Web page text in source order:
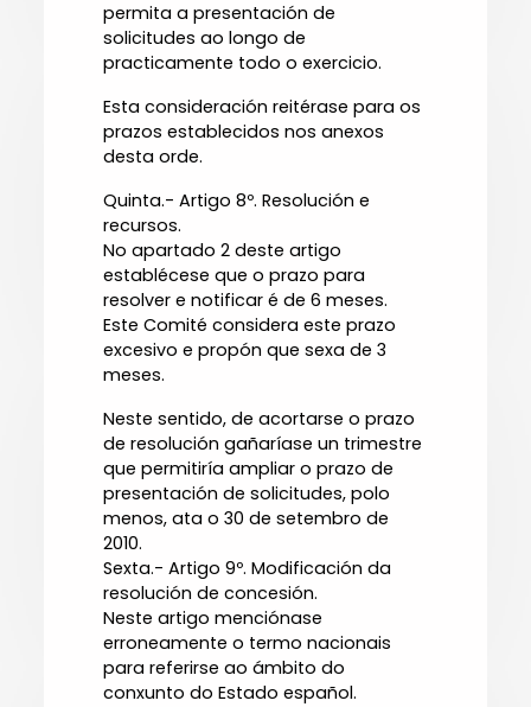
permita a presentación de
solicitudes ao longo de
practicamente todo o exercicio.
Esta consideración reitérase para os
prazos establecidos nos anexos
desta orde.
Quinta.- Artigo 8º. Resolución e
recursos.
No apartado 2 deste artigo
establécese que o prazo para
resolver e notificar é de 6 meses.
Este Comité considera este prazo
excesivo e propón que sexa de 3
meses.
Neste sentido, de acortarse o prazo
de resolución gañaríase un trimestre
que permitiría ampliar o prazo de
presentación de solicitudes, polo
menos, ata o 30 de setembro de
2010.
Sexta.- Artigo 9º. Modificación da
resolución de concesión.
Neste artigo menciónase
erroneamente o termo nacionais
para referirse ao ámbito do
conxunto do Estado español.